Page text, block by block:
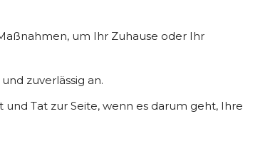
um Ihr Zuhause oder Ihr
zuverlässig an.
Tat zur Seite, wenn es darum geht, Ihre